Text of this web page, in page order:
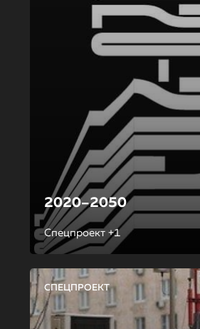
2020–2050
Спецпроект +1
СПЕЦПРОЕКТ